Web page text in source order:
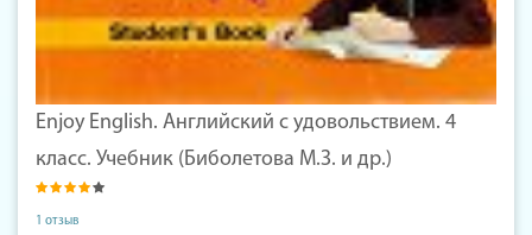
Enjoy English. Английский с удовольствием. 4
класс. Учебник (Биболетова М.З. и др.)
1 отзыв